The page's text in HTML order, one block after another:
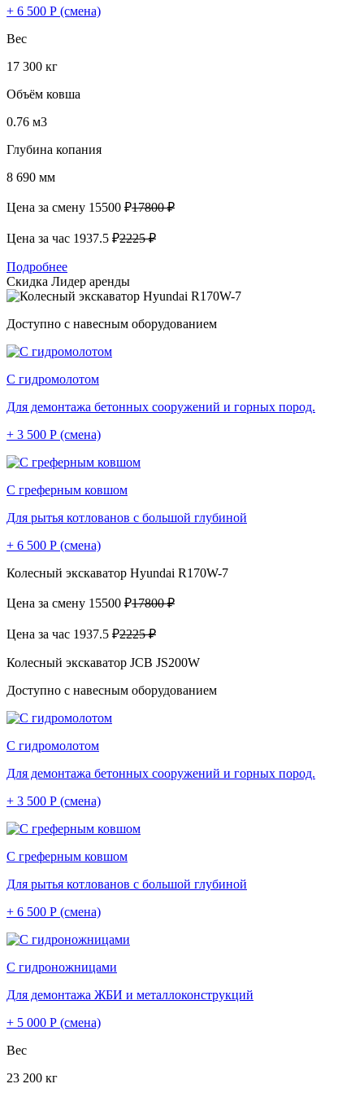
+ 6 500 Р (смена)
Вес
17 300 кг
Объём ковша
0.76 м3
Глубина копания
8 690 мм
Цена за смену 15500 ₽17800 ₽
Цена за час 1937.5 ₽2225 ₽
Подробнее
Скидка Лидер аренды
Доступно с навесным оборудованием
С гидромолотом
Для демонтажа бетонных сооружений и горных пород.
+ 3 500 Р (смена)
С греферным ковшом
Для рытья котлованов с большой глубиной
+ 6 500 Р (смена)
Колесный экскаватор Hyundai R170W-7
Цена за смену 15500 ₽17800 ₽
Цена за час 1937.5 ₽2225 ₽
Колесный экскаватор JCB JS200W
Доступно с навесным оборудованием
С гидромолотом
Для демонтажа бетонных сооружений и горных пород.
+ 3 500 Р (смена)
С греферным ковшом
Для рытья котлованов с большой глубиной
+ 6 500 Р (смена)
С гидроножницами
Для демонтажа ЖБИ и металлоконструкций
+ 5 000 Р (смена)
Вес
23 200 кг